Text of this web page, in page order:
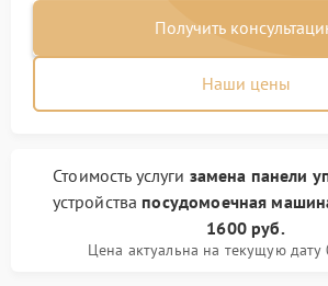
Получить
Наши цены
Стоимость услуги замена панели
устройства посудомоечная
1600 руб.
Цена актуальна на текущую дату